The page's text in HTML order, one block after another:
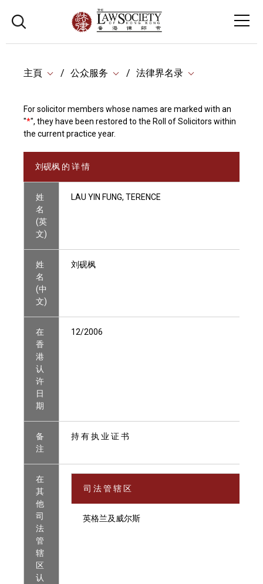
主頁 公众服务 法律界名录
For solicitor members whose names are marked with an
"*", they have been restored to the Roll of Solicitors within
the current practice year.
刘砚枫 的 详 情
姓
名
(英
文)
LAU YIN FUNG, TERENCE
姓
名
(中
文)
刘砚枫
在
香
港
认
许
日
期
12/2006
备
注
持 有 执 业 证 书
在
其
他
司
法
管
辖
区
认
司 法 管 辖 区
英格兰及威尔斯